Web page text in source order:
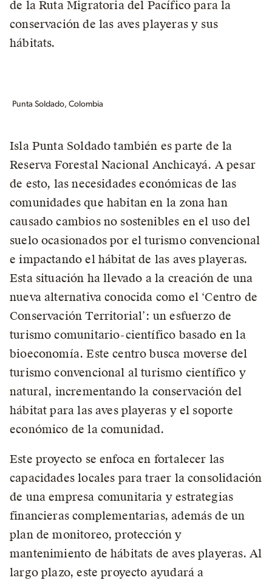
de la Ruta Migratoria del Pacífico para la
conservación de las aves playeras y sus
hábitats.
Punta Soldado, Colombia
Isla Punta Soldado también es parte de la
Reserva Forestal Nacional Anchicayá. A pesar
de esto, las necesidades económicas de las
comunidades que habitan en la zona han
causado cambios no sostenibles en el uso del
suelo ocasionados por el turismo convencional
e impactando el hábitat de las aves playeras.
Esta situación ha llevado a la creación de una
nueva alternativa conocida como el ‘Centro de
Conservación Territorial’: un esfuerzo de
turismo comunitario-científico basado en la
bioeconomía. Este centro busca moverse del
turismo convencional al turismo científico y
natural, incrementando la conservación del
hábitat para las aves playeras y el soporte
económico de la comunidad.
Este proyecto se enfoca en fortalecer las
capacidades locales para traer la consolidación
de una empresa comunitaria y estrategias
financieras complementarias, además de un
plan de monitoreo, protección y
mantenimiento de hábitats de aves playeras. Al
largo plazo, este proyecto ayudará a